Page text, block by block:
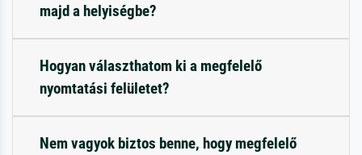
majd a helyiségbe?
Hogyan választhatom ki a megfelelő
nyomtatási felületet?
Nem vagyok biztos benne, hogy megfelelő